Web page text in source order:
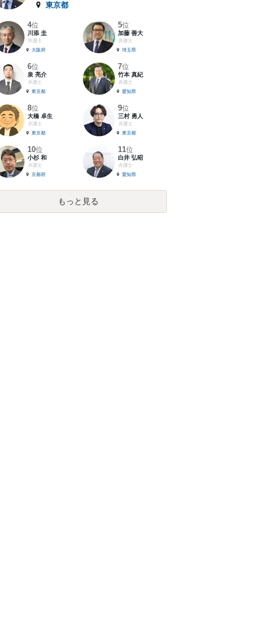
東京都
4位
川添 圭
弁護士
大阪府
5位
加藤 善大
弁護士
埼玉県
6位
泉 亮介
弁護士
東京都
7位
竹本 真紀
弁護士
愛知県
8位
大橋 卓生
弁護士
東京都
9位
三村 勇人
弁護士
東京都
10位
小杉 和
弁護士
京都府
11位
白井 弘昭
弁護士
愛知県
もっと見る